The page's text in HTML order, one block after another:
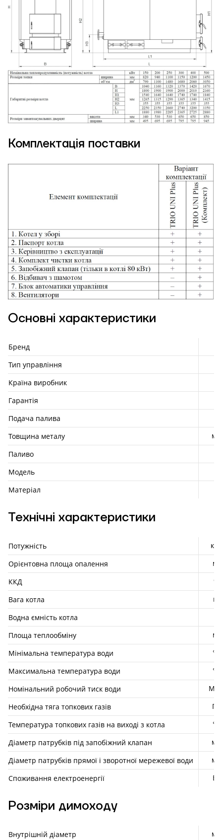
Комплектація поставки
Основні характеристики
Бренд
Тип управління
Країна виробник
Гарантія
Подача палива
Товщина металу
мм
Паливо
Модель
Матеріал
Технічні характеристики
Потужність
кВт
Орієнтовна площа опалення
м²
ККД
%
Вага котла
кг
Водна ємність котла
Площа теплообміну
м²
Мінімальна температура води
°С
Максимальна температура води
°С
Номінальний робочий тиск води
Необхідна тяга топкових газів
Па
Температура топкових газів на виході з котла
°C
Діаметр патрубків під запобіжний клапан
мм
Діаметр патрубків прямої і зворотної мережевої води
мм
Споживання електроенергії
Вт
Розміри димоходу
Внутрішній діаметр
мм